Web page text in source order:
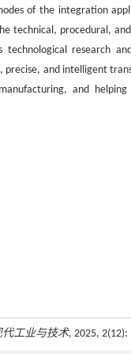
of the integration
technical, procedural,
research
and intelligent
and helping
代工业与技术, 2025,